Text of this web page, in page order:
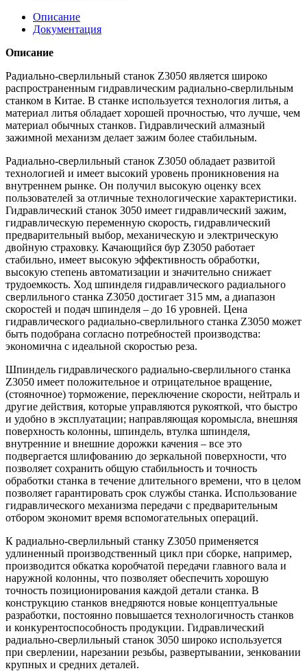
Описание
Документация
Описание
Радиально-сверлильный станок Z3050 является широко
распространенным гидравлическим радиально-сверлильным
станком в Китае. В станке используется технология литья, а
материал литья обладает хорошей прочностью, что лучше, чем
материал обычных станков. Гидравлический алмазный
зажимной механизм делает зажим более стабильным.
Радиально-сверлильный станок Z3050 обладает развитой
технологией и имеет высокий уровень проникновения на
внутреннем рынке. Он получил высокую оценку всех
пользователей за отличные технологические характеристики.
Гидравлический станок 3050 имеет гидравлический зажим,
гидравлическую переменную скорость, гидравлический
предварительный выбор, механическую и электрическую
двойную страховку. Качающийся бур Z3050 работает
стабильно, имеет высокую эффективность обработки,
высокую степень автоматизации и значительно снижает
трудоемкость. Ход шпинделя гидравлического радиального
сверлильного станка Z3050 достигает 315 мм, а диапазон
скоростей и подач шпинделя – до 16 уровней. Цена
гидравлического радиально-сверлильного станка Z3050 может
быть подобрана согласно потребностей производства:
экономична с идеальной скоростью реза.
Шпиндель гидравлического радиально-сверлильного станка
Z3050 имеет положительное и отрицательное вращение,
(стояночное) торможение, переключение скорости, нейтраль и
другие действия, которые управляются рукояткой, что быстро
и удобно в эксплуатации; направляющая коромысла, внешняя
поверхность колонны, шпиндель, втулка шпинделя,
внутренние и внешние дорожки качения – все это
подвергается шлифованию до зеркальной поверхности, что
позволяет сохранить общую стабильность и точность
обработки станка в течение длительного времени, что в целом
позволяет гарантировать срок службы станка. Использование
гидравлического механизма передачи с предварительным
отбором экономит время вспомогательных операций.
К радиально-сверлильный станку Z3050 применяется
удлиненный производственный цикл при сборке, например,
производится обкатка коробчатой передачи главного вала и
наружной колонны, что позволяет обеспечить хорошую
точность позиционирования каждой детали станка. В
конструкцию станков внедряются новые концептуальные
разработки, постоянно повышается технологичность станков
и конкурентоспособность продукции. Гидравлический
радиально-сверлильный станок 3050 широко используется
при сверлении, нарезании резьбы, развертывании, зенковании
крупных и средних деталей.